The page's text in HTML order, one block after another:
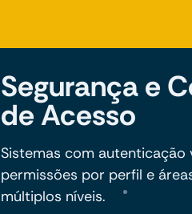
Segurança e
de Acesso
Sistemas com autenticação
permissões por perfil e
múltiplos níveis.